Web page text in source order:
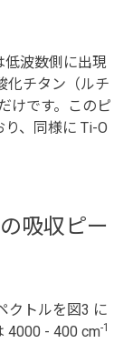
低波数側に出現
化チタン（ルチ
けです。このピ
、同様に Ti-O
吸収ピー
クトルを図3 に
4000 - 400 cm-1